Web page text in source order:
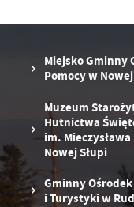
Miejsko Gminny
Pomocy w
Muzeum
Hutnictwa
im.
Nowej Słupi
Gminny
i Turystyki w